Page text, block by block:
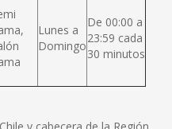
Lunes a
Domingo
De 00:00 a
23:59 cada
30 minutos